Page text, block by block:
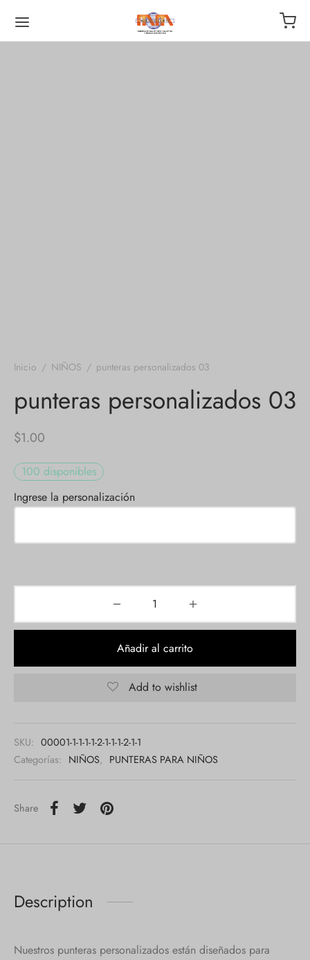
Inicio / NIÑOS / punteras personalizados 03
punteras personalizados 03
$1.00
100 disponibles
Ingrese la personalización
Añadir al carrito
Add to wishlist
SKU: 00001-1-1-1-1-2-1-1-1-2-1-1
Categorías: NIÑOS, PUNTERAS PARA NIÑOS
Share
Description
Nuestros punteras personalizados están diseñados para